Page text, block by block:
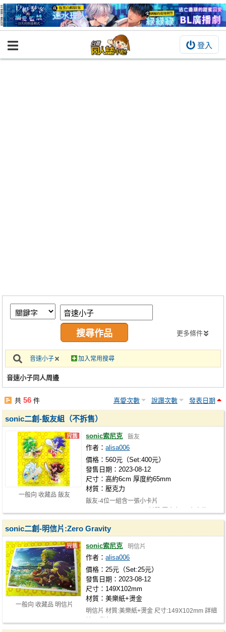
登入
BOOKY書集倉庫
繪圖藝廊
交流中心
攤位轉讓區
會員功能選單
註冊會員
更多條件
音速小子 加入常用搜尋
音速小子同人周邊
共56 件 喜愛次數 說讚次數 發表日期
一般向 收藏品 飯友
sonic二創-飯友組（不拆售）
sonic索尼克 飯友
作者：alisa006
價格：560元（Set:400元）
發售日期：2023-08-12
尺寸：高約6cm 厚度約65mm
材質：壓克力
飯友-4位一組含一張小卡片
6cm …
一般向 收藏品 明信片
sonic二創-明信片:Zero Gravity
sonic索尼克 明信片
作者：alisa006
價格：25元（Set:25元）
發售日期：2023-08-12
尺寸：149X102mm
材質：美樂紙+燙金
明信片 材質:美樂紙+燙金 尺寸:149X102mm 詳細